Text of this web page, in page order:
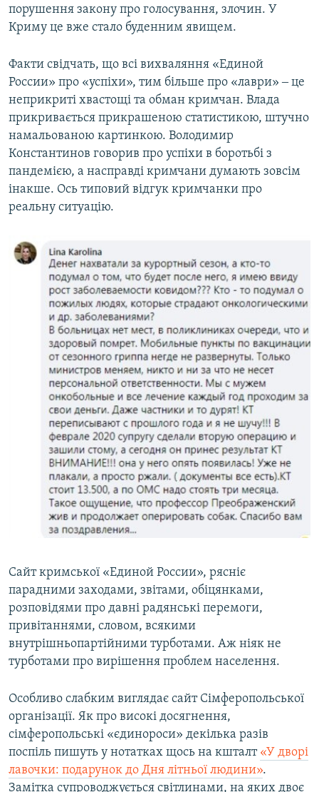
порушення закону про голосування, злочин. У
Криму це вже стало буденним явищем.
Факти свідчать, що всі вихваляння «Единой
России» про «успіхи», тим більше про «лаври» ‒ це
неприкриті хвастощі та обман кримчан. Влада
прикривається прикрашеною статистикою, штучно
намальованою картинкою. Володимир
Константинов говорив про успіхи в боротьбі з
пандемією, а насправді кримчани думають зовсім
інакше. Ось типовий відгук кримчанки про
реальну ситуацію.
Сайт кримської «Единой России», рясніє
парадними заходами, звітами, обіцянками,
розповідями про давні радянські перемоги,
привітаннями, словом, всякими
внутрішньопартійними турботами. Аж ніяк не
турботами про вирішення проблем населення.
Особливо слабким виглядає сайт Сімферопольської
організації. Як про високі досягнення,
сімферопольські «єдинороси» декілька разів
поспіль пишуть у нотатках щось на кшталт «У дворі
лавочки: подарунок до Дня літньої людини».
Замітка супроводжується світлинами, на яких двоє